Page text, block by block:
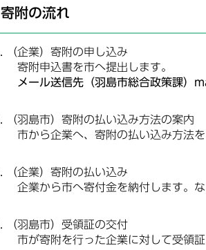
寄附の流れ
（企業）寄附の申し込み
寄附申込書を市へ提出します。
メール送信先（羽島市総合政策課
（羽島市）寄附の払い込み方法の案内
市から企業へ、寄附の払い込み方法を
（企業）寄附の払い込み
企業から市へ寄付金を納付します。な
（羽島市）受領証の交付
市が寄附を行った企業に対して受領証